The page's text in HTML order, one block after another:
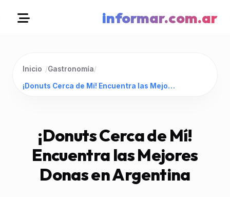
informar.com.ar
Inicio /Gastronomía/
¡Donuts Cerca de Mí! Encuentra las Mejores Donas en Argentina
¡Donuts Cerca de Mí!
Encuentra las Mejores
Donas en Argentina